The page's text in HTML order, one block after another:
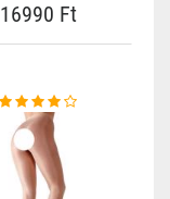
16990 Ft